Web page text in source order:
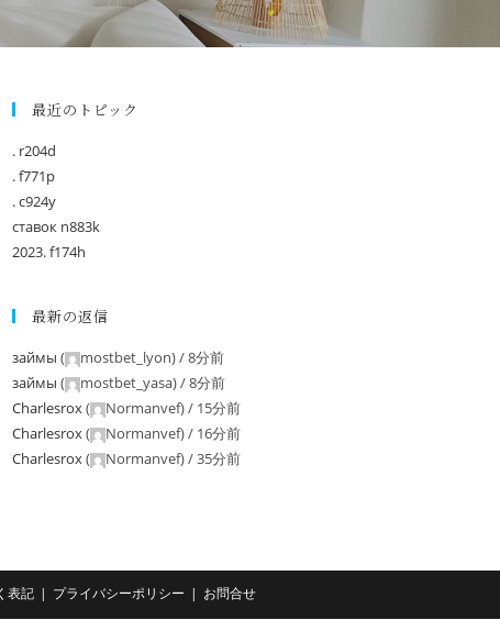
最近のトピック
. r204d
. f771p
. c924y
ставок n883k
2023. f174h
最新の返信
займы ( mostbet_lyon) /8分前
займы ( mostbet_yasa) /8分前
Charlesrox( Normanvef) / 15分前
Charlesrox( Normanvef) / 16分前
Charlesrox( Normanvef) /35分前
表記 プライバシーポリシー お問合せ